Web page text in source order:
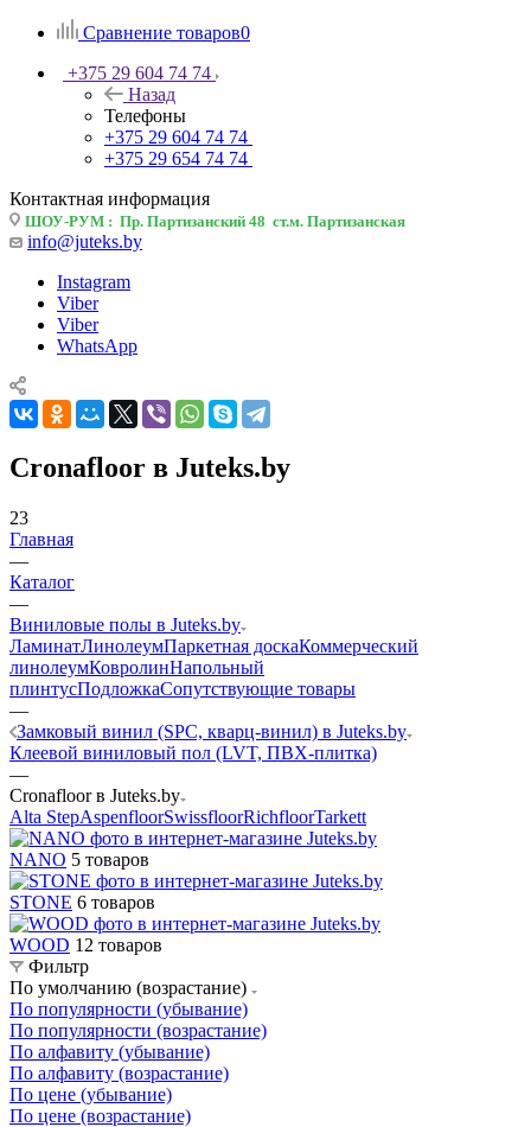
Сравнение товаров0
+375 29 604 74 74
Назад
Телефоны
+375 29 604 74 74
+375 29 654 74 74
Контактная информация
ШОУ-РУМ : Пр. Партизанский 48 ст.м. Партизанская
info@juteks.by
Instagram
Viber
Viber
WhatsApp
Cronafloor в Juteks.by
23
Главная
—
Каталог
—
Виниловые полы в Juteks.by
ЛаминатЛинолеумПаркетная доскаКоммерческий
линолеумКовролинНапольный
плинтусПодложкаСопутствующие товары
—
Замковый винил (SPC, кварц-винил) в Juteks.by
Клеевой виниловый пол (LVT, ПВХ-плитка)
—
Cronafloor в Juteks.by
Alta StepAspenfloorSwissfloorRichfloorTarkett
NANO 5 товаров
STONE 6 товаров
WOOD 12 товаров
Фильтр
По умолчанию (возрастание)
По популярности (убывание)
По популярности (возрастание)
По алфавиту (убывание)
По алфавиту (возрастание)
По цене (убывание)
По цене (возрастание)